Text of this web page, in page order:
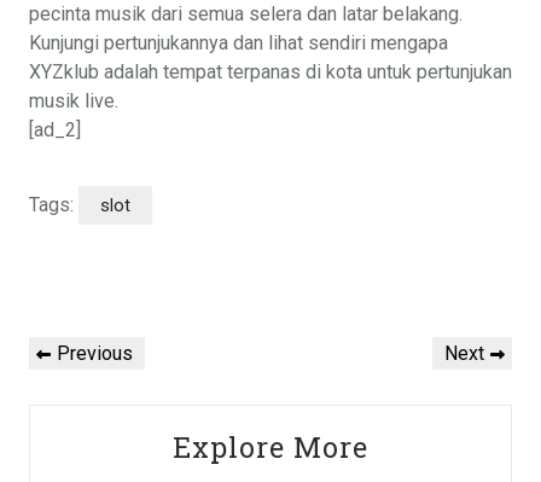
pecinta musik dari semua selera dan latar belakang.
Kunjungi pertunjukannya dan lihat sendiri mengapa
XYZklub adalah tempat terpanas di kota untuk pertunjukan
musik live.
[ad_2]
Tags: slot
navigation
Previous
Previous
Next
Next
Explore More